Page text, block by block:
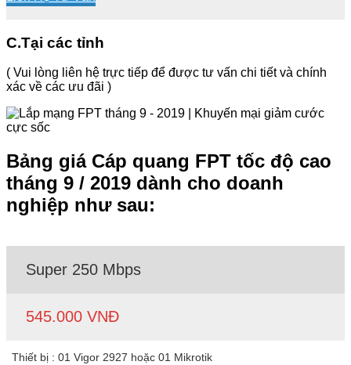
C.Tại các tỉnh
( Vui lòng liên hệ trực tiếp để được tư vấn chi tiết và chính
xác về các ưu đãi )
Bảng giá Cáp quang FPT tốc độ cao
tháng 9 / 2019 dành cho doanh
nghiệp như sau:
Super 250 Mbps
545.000 VNĐ
Thiết bị : 01 Vigor 2927 hoặc 01 Mikrotik